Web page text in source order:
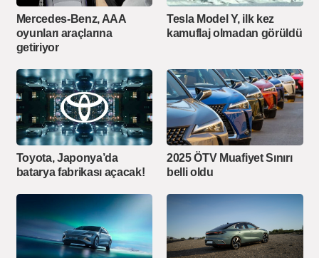
Mercedes-Benz, AAA
oyunları araçlarına
getiriyor
Tesla Model Y, ilk kez
kamuflaj olmadan görüldü
Toyota, Japonya’da
batarya fabrikası açacak!
2025 ÖTV Muafiyet Sınırı
belli oldu